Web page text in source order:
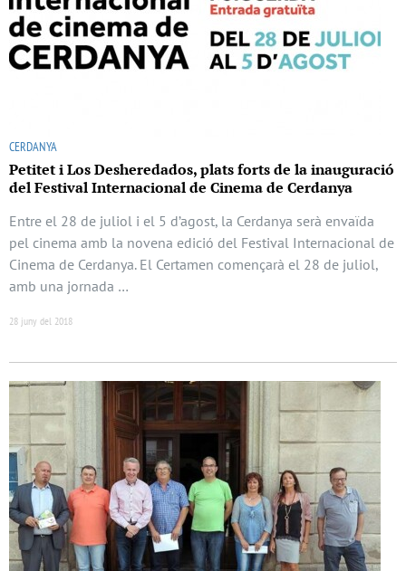
CERDANYA
Petitet i Los Desheredados, plats forts de la inauguració
del Festival Internacional de Cinema de Cerdanya
Entre el 28 de juliol i el 5 d’agost, la Cerdanya serà envaïda
pel cinema amb la novena edició del Festival Internacional de
Cinema de Cerdanya. El Certamen començarà el 28 de juliol,
amb una jornada …
28 juny del 2018